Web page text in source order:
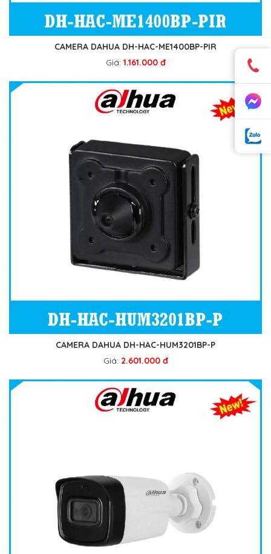
CAMERA DAHUA DH-HAC-ME1400BP-PIR
Giá: 1.161.000 đ
CAMERA DAHUA DH-HAC-HUM3201BP-P
Giá: 2.601.000 đ